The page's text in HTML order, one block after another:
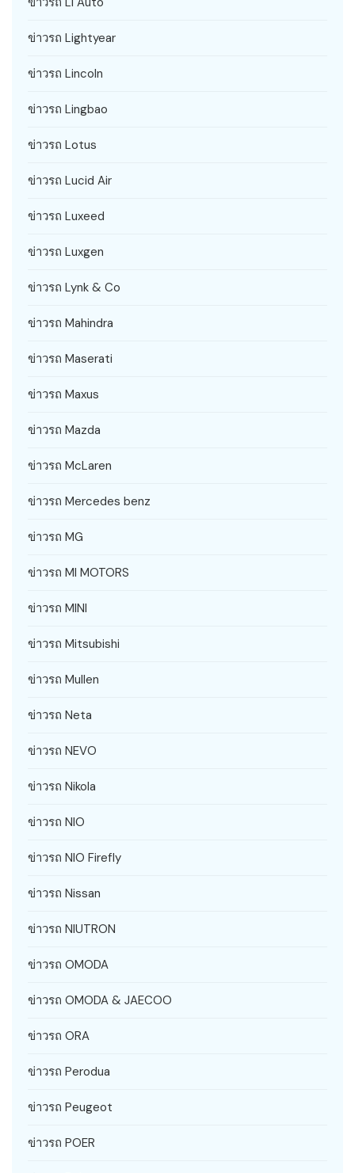
ข่าวรถ Lightyear
ข่าวรถ Lincoln
ข่าวรถ Lingbao
ข่าวรถ Lotus
ข่าวรถ Lucid Air
ข่าวรถ Luxeed
ข่าวรถ Luxgen
ข่าวรถ Lynk & Co
ข่าวรถ Mahindra
ข่าวรถ Maserati
ข่าวรถ Maxus
ข่าวรถ Mazda
ข่าวรถ McLaren
ข่าวรถ Mercedes benz
ข่าวรถ MG
ข่าวรถ MI MOTORS
ข่าวรถ MINI
ข่าวรถ Mitsubishi
ข่าวรถ Mullen
ข่าวรถ Neta
ข่าวรถ NEVO
ข่าวรถ Nikola
ข่าวรถ NIO
ข่าวรถ NIO Firefly
ข่าวรถ Nissan
ข่าวรถ NIUTRON
ข่าวรถ OMODA
ข่าวรถ OMODA & JAECOO
ข่าวรถ ORA
ข่าวรถ Perodua
ข่าวรถ Peugeot
ข่าวรถ POER